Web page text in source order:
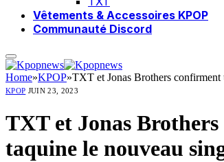
Vêtements & Accessoires KPOP
Communauté Discord
Home»KPOP»TXT et Jonas Brothers confirment
KPOP JUIN 23, 2023
TXT et Jonas
taquine le nouveau